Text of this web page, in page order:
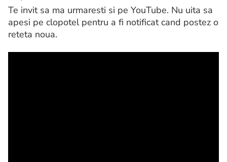
Te invit sa ma urmaresti si pe YouTube. Nu uita sa
apesi pe clopotel pentru a fi notificat cand postez o
reteta noua.